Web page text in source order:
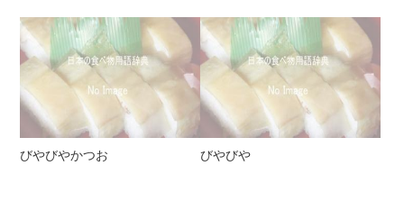
びやびやかつお びやびや